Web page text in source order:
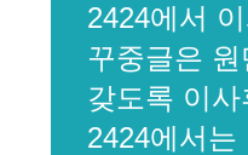
2424에서
꾸중글은
갖도록 이
2424에서